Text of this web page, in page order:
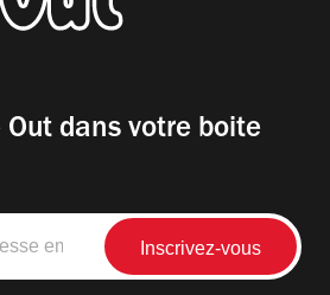
Out dans votre boite